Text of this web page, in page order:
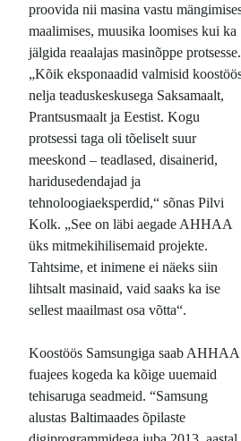
proovida nii masina vastu
maalimises, muusika loomises kui ka
jälgida reaalajas masinõppe protsesse.
„Kõik eksponaadid valmisid
nelja teaduskeskusega Saksamaalt,
Prantsusmaalt ja Eestist. Kogu
protsessi taga oli tõeliselt suur
meeskond – teadlased, disainerid,
haridusedendajad ja
tehnoloogiaeksperdid,“ sõnas Pilvi
Kolk. „See on läbi aegade AHHAA
üks mitmekihilisemaid projekte.
Tahtsime, et inimene ei näeks siin
lihtsalt masinaid, vaid saaks ka ise
sellest maailmast osa võtta“.
Koostöös Samsungiga saab AHHAA
fuajees kogeda ka kõige uuemaid
tehisaruga seadmeid. “Samsung
alustas Baltimaades õpilaste